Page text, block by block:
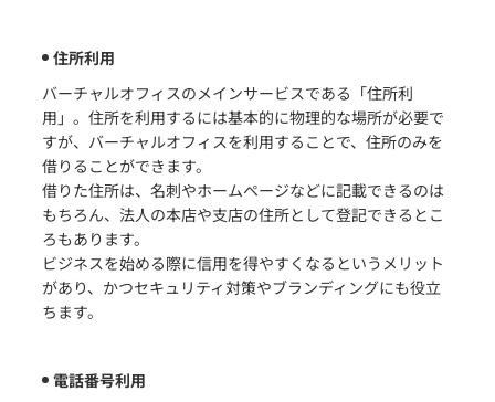
住所利用
バーチャルオフィスのメインサービスである「住所利
用」。住所を利用するには基本的に物理的な場所が必要で
すが、バーチャルオフィスを利用することで、住所のみを
借りることができます。
借りた住所は、名刺やホームページなどに記載できるのは
もちろん、法人の本店や支店の住所として登記できるとこ
ろもあります。
ビジネスを始める際に信用を得やすくなるというメリット
があり、かつセキュリティ対策やブランディングにも役立
ちます。
電話番号利用